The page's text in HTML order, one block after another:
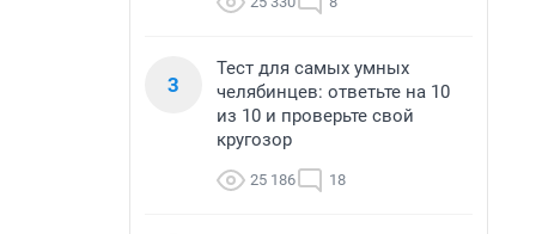
3
Тест для самых умных
челябинцев: ответьте на 10
из 10 и проверьте свой
кругозор
25 186 18